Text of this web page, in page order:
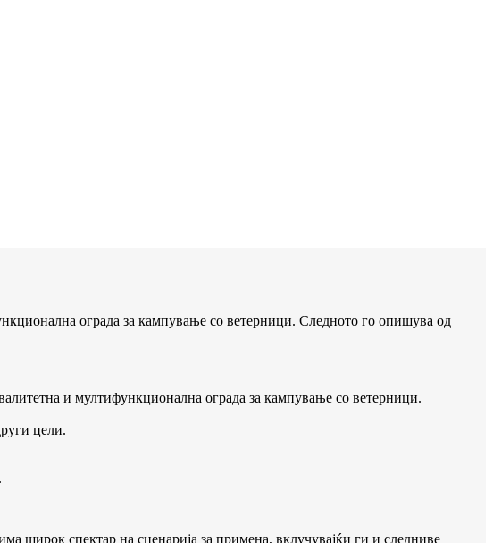
ограда за кампување со ветерници. Следното го опишува од
и мултифункционална ограда за кампување со ветерници.
цели.
широк спектар на сценарија за примена, вклучувајќи ги и следниве